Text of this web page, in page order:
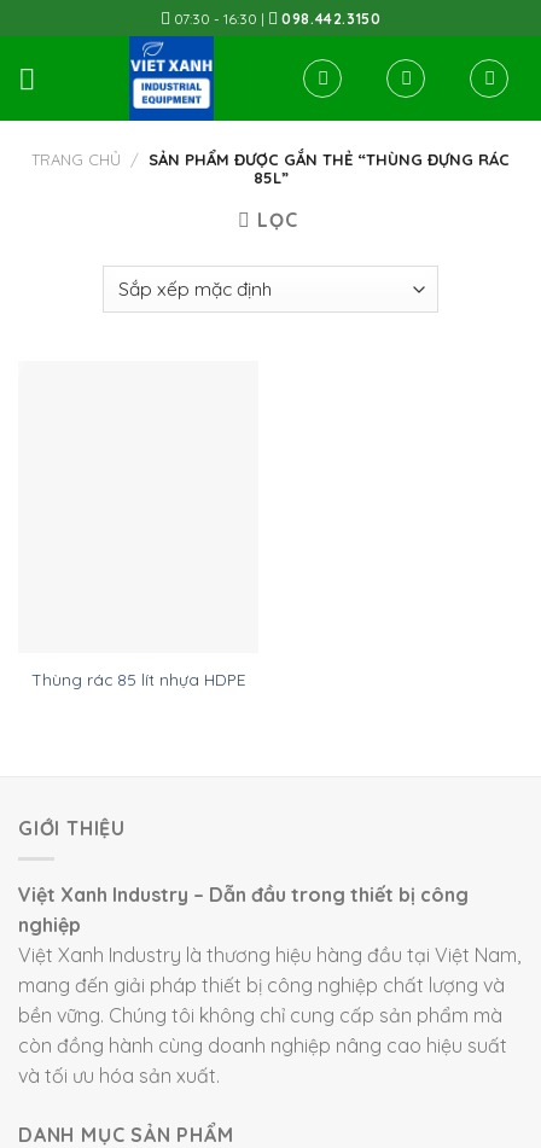
content
07:30 - 16:30 | 098.442.3150
TRANG CHỦ / SẢN PHẨM ĐƯỢC GẮN THẺ “THÙNG ĐỰNG RÁC
85L”
LỌC
Thùng rác 85 lít nhựa HDPE
GIỚI THIỆU
Việt Xanh Industry – Dẫn đầu trong thiết bị công
nghiệp
Việt Xanh Industry là thương hiệu hàng đầu tại Việt Nam,
mang đến giải pháp thiết bị công nghiệp chất lượng và
bền vững. Chúng tôi không chỉ cung cấp sản phẩm mà
còn đồng hành cùng doanh nghiệp nâng cao hiệu suất
và tối ưu hóa sản xuất.
DANH MỤC SẢN PHẨM